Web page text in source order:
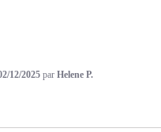
12/2025 par Helene P.